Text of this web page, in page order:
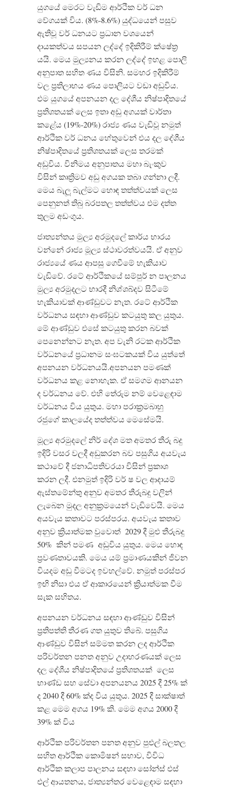
යුගයේ මෙරට වැඩිම ආර්ථික වර් ධන
වේගයක් විය. (8%-8.6%)යුද්ධයෙන් පසුව
ඇතිවූ වර් ධනයට ප්රධාන වශයෙන්
දායකත්වය සපයන ලද්දේ ඉදිකිරීම් ක්ෂේත්
යයි. මෙය මුල්යනය කරන ලද්දේ ඉහළ පොලි
අනුපාත සහිත ණය විසිනි. සමහර ඉදිකිරීම්
වල ප්රතිලාභය ණය පොලියට වඩා අඩුවිය.
එම යුගයේ අපනයන දල දේශීය නිෂ්පාදිතයේ
ප්රතිශතයක් ලෙස ඉතා අඩු අගයක් වාර්තා
කළේය (19%-20%)රාජ්ය ණය වැඩිවූ නමුත්
ආර්ථික වර් ධනය හේතුවෙන් එය දල දේශීය
නිෂ්පාදිතයේ ප්රතිශතයක් ලෙස තරමක්
අඩුවිය. විනිමය අනුපාතය මහා බැංකුව
විසින් කෘත්රිමව අඩු අගයක තබා ගන්නා ලදී.
මෙය බැලූ බැල්මට හොඳ තත්ත්වයක් ලෙස
පෙනුනත් තිබු බරපතල තත්ත්වය එම දත්ත
තුලම අඩංගුය.
ජාත්යන්තය මුල්ය අරමුදලේ කාර්ය භාරය
වන්නේ රාජ්ය මූල්ය ස්ථාවරත්වයයි. ඒ අනුව
රාජ්යයේ ණය ආපසු ගෙවීමේ හැකියාව
වැඩිවේ. රටේ ආර්ථිකයේ සම්පුර් න පාලනය
මුල්ය අරමුදලට භාරදී නිශ්ශබ්දව සිටීමේ
හැකියාවක් ආණ්ඩුවට නැත. රටේ ආර්ථික
වර්ධනය සඳහා ආණ්ඩුව කටයුතු කල යුතුය.
මේ ආණ්ඩුව එසේ කටයුතු කරන බවක්
පෙනෙන්නට නැත. අප වැනි රටක ආර්ථික
වර්ධනයේ ප්රධානම සංඝටකයක් විය යුත්තේ
අපනයන වර්ධනයයි.අපනයන පමණක්
වර්ධනය කළ නොහැක. ඒ සමගම ආනයන
ද වර්ධනය වේ. එහි තේරුම නම් වෙළෙඳාම
වර්ධනය විය යුතුය. මහා පරාක්රමබාහු
රජුගේ කාලයේද තත්ත්වය මෙසේමයි.
මූල්‍ය අරමුදලේ නිර් දේශ මත අමතර තීරු බදු
ඉදිරි වසර වලදී අඩුකරන බව පසුගිය අයවැය
කථාවේ දී ජනාධිපතිවරයා විසින් ප්‍රකාශ
කරන ලදී. එනමුත් ඉදිරි වර් ෂ වල ආදායම්
ඇස්තමේන්තු අනුව අමතර තීරුබදු වලින්
ලැබෙන මුදල අනුක්‍රමයෙන් වැඩිවෙයි. මෙය
අයවැය කතාවට පරස්පරය. අයවැය කතාව
අනුව ක්‍රියාත්මක වුවොත් 2029දී මුළු තීරුබදු
50% කින් පමණ අඩුවිය යුතුය. මෙය හොඳ
ප්‍රවණතාවයකි. මෙය යම් ප්‍රමාණයකින් ජිවන
වියදම අඩු වීමටද ඉවහල්වේ. නමුත් පරස්පර
ඉඟි නිසා එය ඒ ආකාරයෙන් ක්‍රියාත්මක වීම
සැක සහිතය.
අපනයන වර්ධනය සඳහා ආණ්ඩුව විසින්
ප්රතිපත්ති තීරණ ගත යුතුව තිබේ. පසුගිය
ආණ්ඩුව විසින් සම්මත කරන ලද ආර්ථික
පරිවර්තන පනත අනුව උදාහරණයක් ලෙස
දල දේශීය නිෂ්පාදිතයේ ප්‍රතිශතයක් ලෙස
භාණ්ඩ සහ සේවා අපනයනය 2025 දී25%ක්
ද2040දී60%ක්ද විය යුතුය. 2025 දී සාක්ෂාත්
කළ මෙම අගය 19%කි. මෙම අගය 2000දී
39%ක් විය
ආර්ථික පරිවර්තන පනත අනුව පුළුල් බලතල
සහිත ආර්ථික කොමිෂන් සභාව, විවිධ
ආර්ථික කලාප පාලනය සඳහා සෝන්ස් එස්
එල් ආයතනය, ජාත්යන්තර වෙළෙඳාම සඳහා